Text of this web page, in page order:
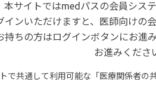
本サイトではmedパスの会員シス
インいただけますと、医師向けの
持ちの方はログインボタンにお進
お進みくださ
で共通して利用可能な「医療関係者の共